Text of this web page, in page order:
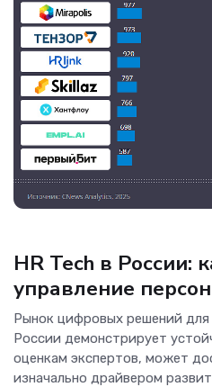
HR Tech в России:
управление
Рынок цифровых решений для
России демонстрирует
оценкам экспертов, может
изначально драйвером